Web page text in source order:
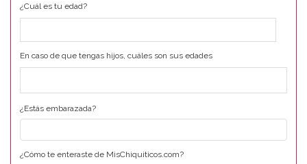
¿Cuál es tu edad?
En caso de que tengas hijos, cuáles son sus edades
¿Estás embarazada?
¿Cómo te enteraste de MisChiquiticos.com?